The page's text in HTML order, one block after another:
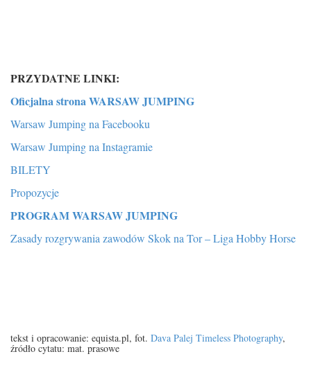
PRZYDATNE LINKI:
Oficjalna strona WARSAW JUMPING
Warsaw Jumping na Facebooku
Warsaw Jumping na Instagramie
BILETY
Propozycje
PROGRAM WARSAW JUMPING
Zasady rozgrywania zawodów Skok na Tor – Liga Hobby Horse
tekst i opracowanie: equista.pl, fot. Dava Palej Timeless Photography,
źródło cytatu: mat. prasowe